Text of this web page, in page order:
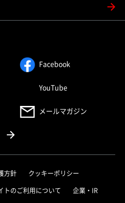
ィンドウで開く）Facebook（別ウィンドウ
ドウで開く）YouTube（別ウィンドウで
開く） メールマガジン
ウィンドウで開く）
方針 クッキーポリシー
トのご利用について 企業・IR（別ウィ